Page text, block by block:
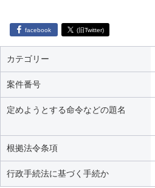
facebook (旧Twitter)
カテゴリー
案件番号
定めようとする命令などの題名
根拠法令条項
行政手続法に基づく手続か